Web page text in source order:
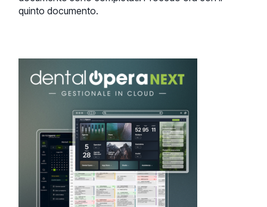
quinto documento.